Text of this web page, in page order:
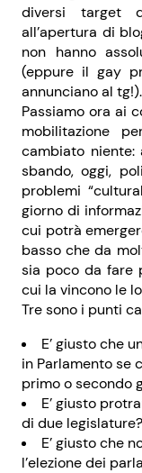
diversi target
all’apertura di
non hanno
(eppure il gay
annunciano al tg!).
Passiamo ora ai
mobilitazione
cambiato
sbando, oggi,
problemi
giorno di
cui potrà
basso che da
sia poco da fare
cui la vincono le
Tre sono i punti
E’ giusto che
in Parlamento se
primo o secondo
E’ giusto
di due legislature?
E’ giusto che
l’elezione dei